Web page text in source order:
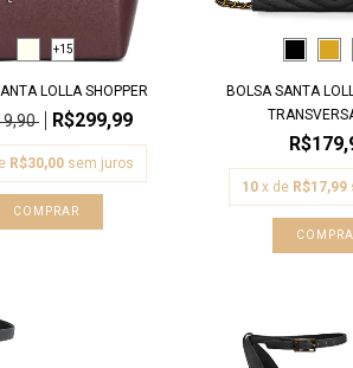
+15
LOLLA SHOPPER
R$299,99
R$30,00 sem juros
COMPRAR
BOLSA SANTA
10 x de R$17,99